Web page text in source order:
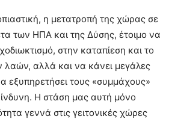
η μετατροπή της χώρας σε
των ΗΠΑ και της Δύσης, έτοιμο να
στην καταπίεση και το
λαών, αλλά και να κάνει μεγάλες
εξυπηρετήσει τους «συμμάχους»
Η στάση μας αυτή μόνο
γεννά στις γειτονικές χώρες